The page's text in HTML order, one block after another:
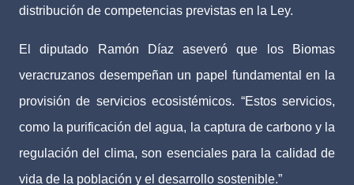
distribución de competencias previstas en la Ley.
El diputado Ramón Díaz aseveró que los Biomas
veracruzanos desempeñan un papel fundamental en la
provisión de servicios ecosistémicos. “Estos servicios,
como la purificación del agua, la captura de carbono y la
regulación del clima, son esenciales para la calidad de
vida de la población y el desarrollo sostenible.”